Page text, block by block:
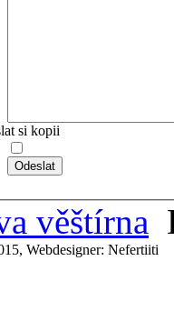
si kopii
Odeslat
věštírna
Webdesigner: Nefertiiti